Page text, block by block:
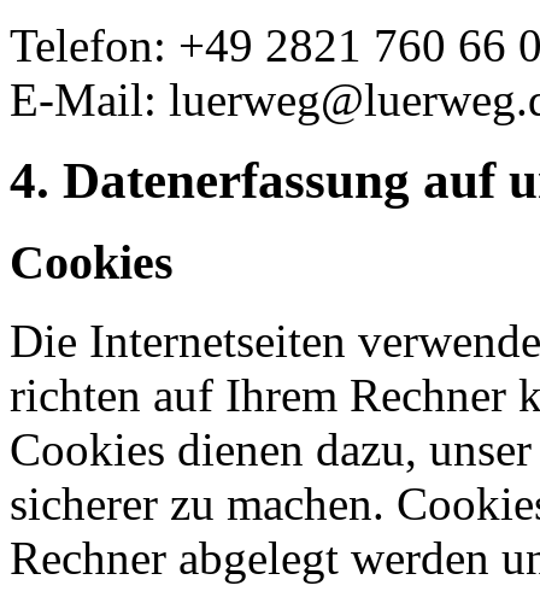
Telefon: +49 2821 760 66
E-Mail:
4. Datenerfassung auf
Cookies
Die Internetseiten
richten auf Ihrem Rechner
Cookies dienen dazu,
sicherer zu machen.
Rechner abgelegt werden